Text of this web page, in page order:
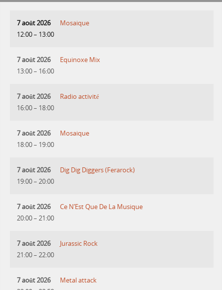
7 août 2026
12:00– 13:00
Mosaique
7 août 2026
13:00– 16:00
Equinoxe Mix
7 août 2026
16:00– 18:00
Radio activité
7 août 2026
18:00– 19:00
Mosaique
7 août 2026
19:00– 20:00
Dig Dig Diggers (Ferarock)
7 août 2026
20:00– 21:00
Ce N’Est Que De La Musique
7 août 2026
21:00– 22:00
Jurassic Rock
7 août 2026
Metal attack